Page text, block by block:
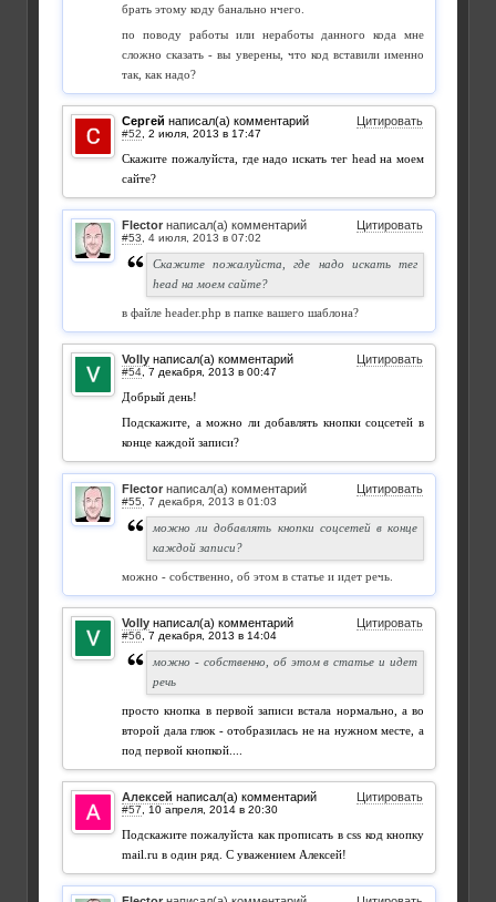
брать этому коду банально нчего.
по поводу работы или неработы данного кода мне
сложно сказать - вы уверены, что код вставили именно
так, как надо?
Сергей написал(а) комментарий Цитировать
#52
Скажите пожалуйста, где надо искать тег head на моем
сайте?
Flector написал(а) комментарий Цитировать
#53
Скажите пожалуйста, где надо искать тег
head на моем сайте?
в файле header.php в папке вашего шаблона?
Volly написал(а) комментарий Цитировать
#54
Добрый день!
Подскажите, а можно ли добавлять кнопки соцсетей в
конце каждой записи?
Flector написал(а) комментарий Цитировать
#55
можно ли добавлять кнопки соцсетей в конце
каждой записи?
можно - собственно, об этом в статье и идет речь.
Volly написал(а) комментарий Цитировать
#56
можно - собственно, об этом в статье и идет
речь
просто кнопка в первой записи встала нормально, а во
второй дала глюк - отобразилась не на нужном месте, а
под первой кнопкой....
Алексей написал(а) комментарий Цитировать
#57
Подскажите пожалуйста как прописать в css код кнопку
mail.ru в один ряд. С уважением Алексей!